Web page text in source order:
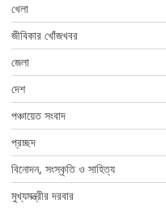
খেলা
জীবিকার খোঁজখবর
জেলা
দেশ
পঞ্চায়েত সংবাদ
প্রচ্ছদ
বিনোদন, সংস্কৃতি ও সাহিত্য
মুখ্যমন্ত্রীর দরবার